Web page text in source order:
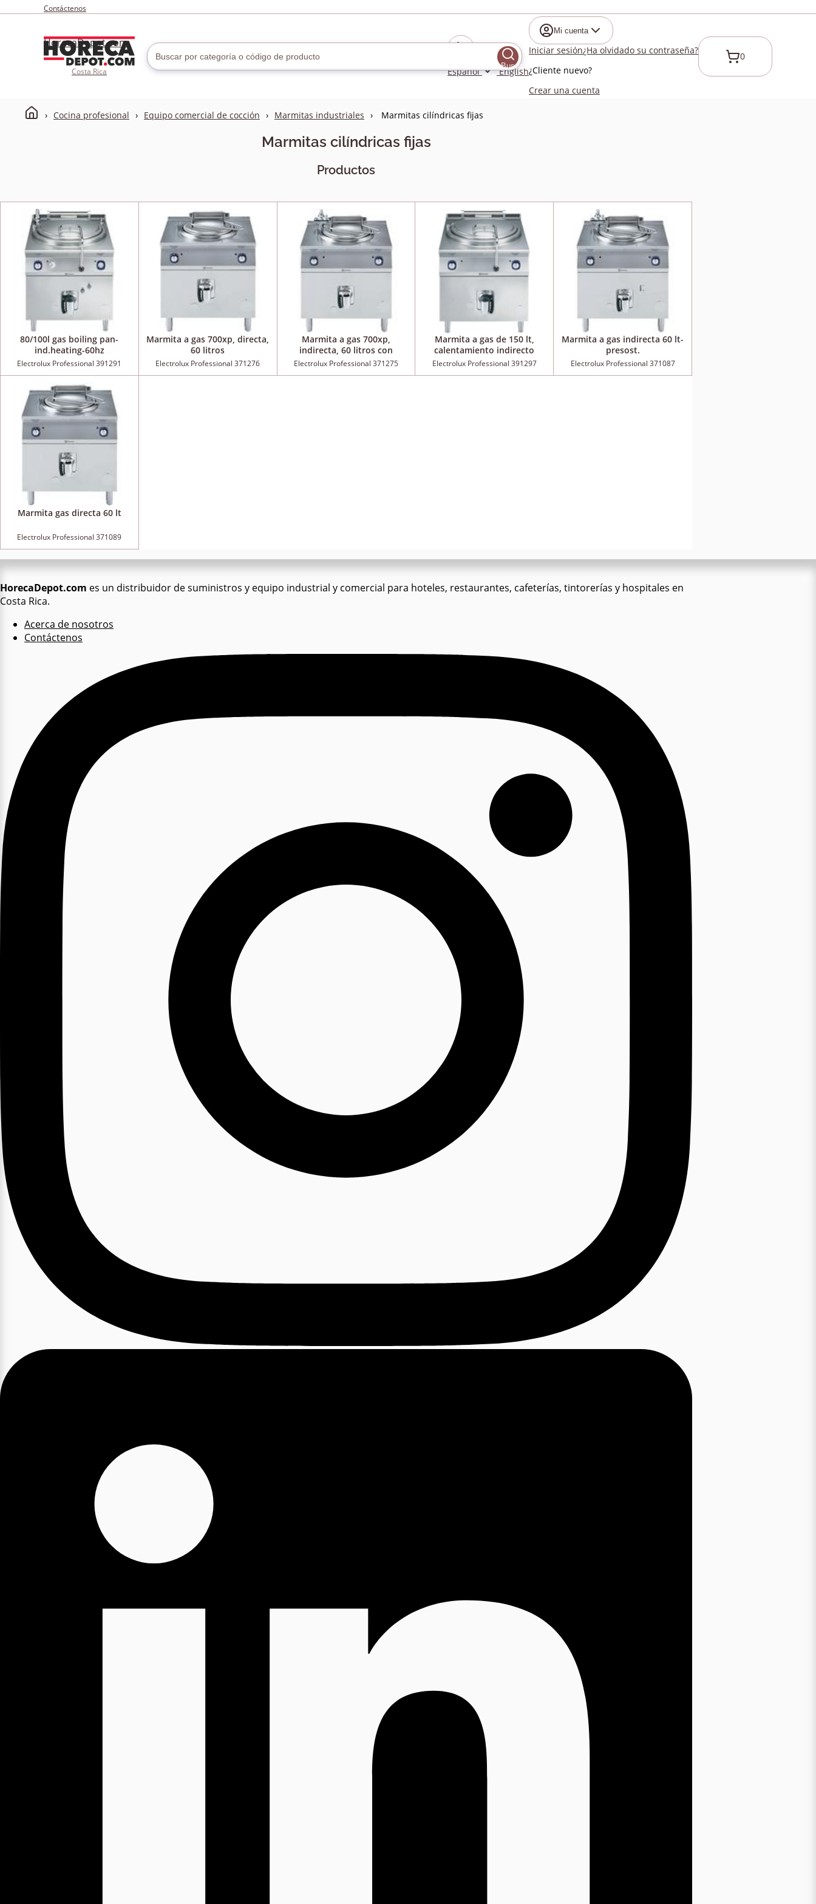
Contáctenos
HorecaDepot.com
Costa Rica
Buscar
Español English
Mi cuenta
Iniciar sesión¿Ha olvidado su contraseña?
¿Cliente nuevo?
Crear una cuenta
0
Cocina profesional Equipo comercial de cocción Marmitas industriales Marmitas cilíndricas fijas
Marmitas cilíndricas fijas
Productos
80/100l gas boiling pan-
ind.heating-60hz
Electrolux Professional 391291
Marmita a gas 700xp, directa,
60 litros
Electrolux Professional 371276
Marmita a gas 700xp,
indirecta, 60 litros con
rellenado automático de la
Electrolux Professional 371275
Marmita a gas de 150 lt,
calentamiento indirecto
Electrolux Professional 391297
Marmita a gas indirecta 60 lt-
presost.
Electrolux Professional 371087
Marmita gas directa 60 lt
Electrolux Professional 371089
HorecaDepot.com es un distribuidor de suministros y equipo industrial y comercial para hoteles, restaurantes, cafeterías, tintorerías y hospitales en
Costa Rica.
Acerca de nosotros
Contáctenos